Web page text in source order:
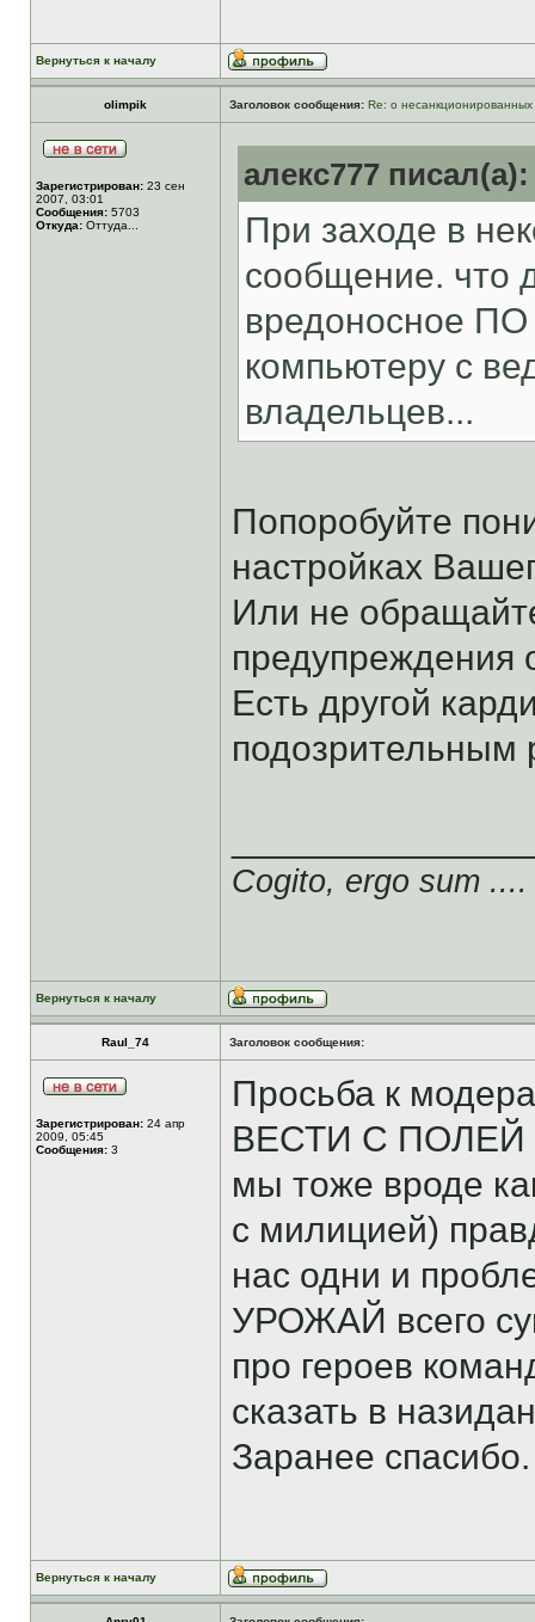
Вернуться к началу
olimpik Заголовок сообщения: Re: о несанкционированных
Зарегистрирован: 23 сен
2007, 03:01
Сообщения: 5703
Откуда: Оттуда...
алекс777 писал(а):
При заходе в
сообщение. что
вредоносное
компьютеру с
владельцев...
Попоробуйте
настройках
Или не
предупреждения
Есть другой
подозрительным
Cogito, ergo sum ....
Вернуться к началу
Raul_74 Заголовок сообщения:
Зарегистрирован: 24 апр
2009, 05:45
Сообщения: 3
Просьба к
ВЕСТИ С ПОЛЕЙ
мы тоже вроде
с милицией)
нас одни и
УРОЖАЙ всего
про героев
сказать в
Заранее спасибо.
Вернуться к началу